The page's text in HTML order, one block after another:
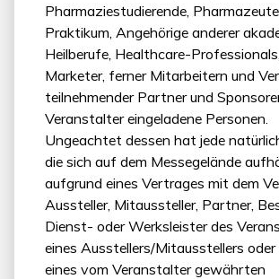
Pharmaziestudierende,
Praktikum, Angehörige anderer
Heilberufe, Healthcare-
Marketer, ferner Mitarbeitern und
teilnehmender Partner und
Veranstalter eingeladene Personen.
Ungeachtet dessen hat jede
die sich auf dem Messegelände
aufgrund eines Vertrages mit dem
Aussteller, Mitaussteller, Partner,
Dienst- oder Werksleister des
eines Ausstellers/Mitausstellers
eines vom Veranstalter gewährten